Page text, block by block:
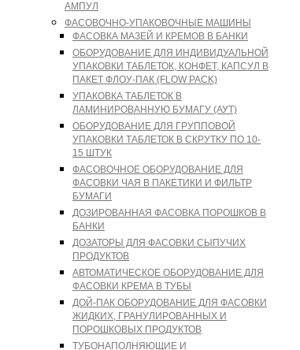
АМПУЛ
ФАСОВОЧНО-УПАКОВОЧНЫЕ МАШИНЫ
ФАСОВКА МАЗЕЙ И КРЕМОВ В БАНКИ
ОБОРУДОВАНИЕ ДЛЯ ИНДИВИДУАЛЬНОЙ
УПАКОВКИ ТАБЛЕТОК, КОНФЕТ, КАПСУЛ В
ПАКЕТ ФЛОУ-ПАК (FLOW PACK)
УПАКОВКА ТАБЛЕТОК В
ЛАМИНИРОВАННУЮ БУМАГУ (АУТ)
ОБОРУДОВАНИЕ ДЛЯ ГРУППОВОЙ
УПАКОВКИ ТАБЛЕТОК В СКРУТКУ ПО 10-
15 ШТУК
ФАСОВОЧНОЕ ОБОРУДОВАНИЕ ДЛЯ
ФАСОВКИ ЧАЯ В ПАКЕТИКИ И ФИЛЬТР
БУМАГИ
ДОЗИРОВАННАЯ ФАСОВКА ПОРОШКОВ В
БАНКИ
ДОЗАТОРЫ ДЛЯ ФАСОВКИ СЫПУЧИХ
ПРОДУКТОВ
АВТОМАТИЧЕСКОЕ ОБОРУДОВАНИЕ ДЛЯ
ФАСОВКИ КРЕМА В ТУБЫ
ДОЙ-ПАК ОБОРУДОВАНИЕ ДЛЯ ФАСОВКИ
ЖИДКИХ, ГРАНУЛИРОВАННЫХ И
ПОРОШКОВЫХ ПРОДУКТОВ
ТУБОНАПОЛНЯЮЩИЕ И